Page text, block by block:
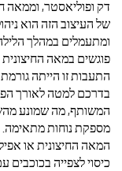
דק ופוליאסטר, וממאה
של העיצוב הזה הוא
ומתעמלים במהלך
פוגשים במאה
התעבות זו הייתה
בדרכם למטה לאורך
המשותף, מה שמונע
מספקת נוחות מתאימה.
המאה החיצונית או